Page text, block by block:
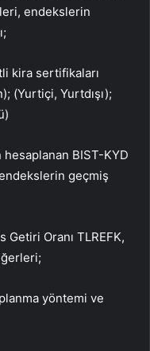
endekslerin
kira sertifikaları
(Yurtiçi, Yurtdışı);
BIST-KYD
geçmiş
Getiri Oranı TLREFK,
yöntemi ve